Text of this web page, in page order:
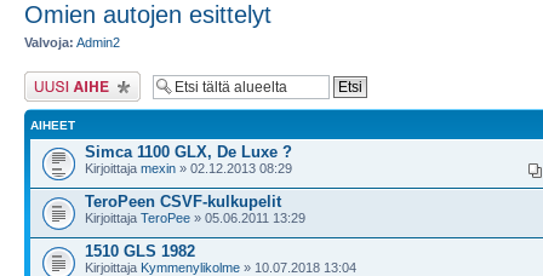
Omien autojen esittelyt
Valvoja: Admin2
Lähetä uusi viesti
AIHEET
Simca 1100 GLX, De Luxe ?
Kirjoittaja mexin » 02.12.2013 08:29
TeroPeen CSVF-kulkupelit
Kirjoittaja TeroPee » 05.06.2011 13:29
1510 GLS 1982
Kirjoittaja Kymmenylikolme » 10.07.2018 13:04